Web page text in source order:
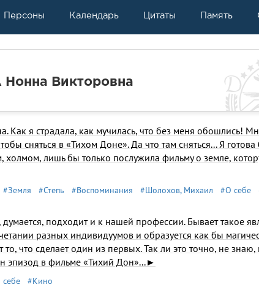
Персоны Календарь Цитаты Память
Викторовна
Как я страдала, как мучилась, что без меня обошлись!
сняться в «Тихом Доне». Да что там сняться... Я
холмом, лишь бы только послужила фильму о земле,
#Земля #Степь #Воспоминания #Шолохов, Михаил #О себе
думается, подходит и к нашей профессии. Бывает такое
разных индивидуумов и образуется как бы
то, что сделает один из первых. Так ли это точно, не
эпизод в фильме «Тихий Дон»...►
#Кино